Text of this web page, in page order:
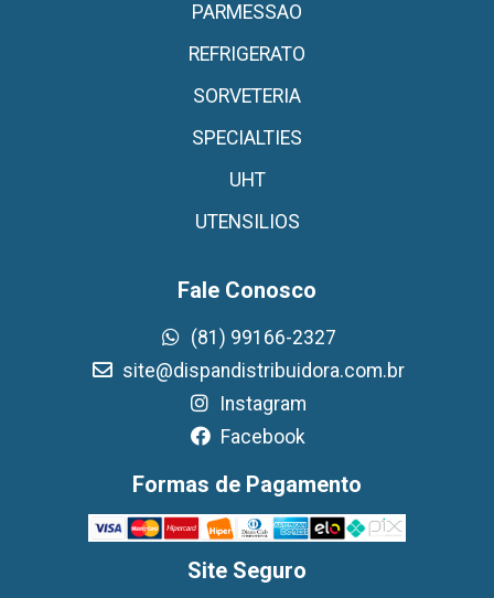
PARMESSAO
REFRIGERATO
SORVETERIA
SPECIALTIES
UHT
UTENSILIOS
Fale Conosco
(81) 99166-2327
site@dispandistribuidora.com.br
Instagram
Facebook
Formas de Pagamento
Site Seguro